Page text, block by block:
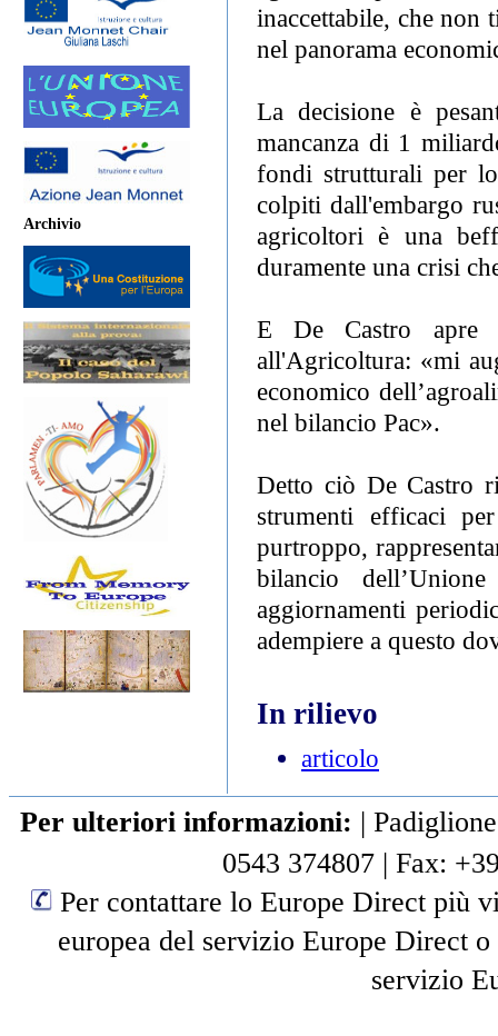
Archivio
inaccettabile, che non
nel panorama
La decisione è
mancanza di 1
fondi strutturali per
colpiti dall'embargo
agricoltori è una
duramente una crisi
E De Castro apre
all'Agricoltura: «mi
economico
nel bilancio Pac».
Detto ciò De Castro
strumenti efficaci
purtroppo,
bilancio
aggiornamenti
adempiere a questo
In rilievo
articolo
Per ulteriori informazioni: |
0543 374807 | Fax:
Per contattare lo Europe Direct più
europea del servizio Europe Direct
servizio